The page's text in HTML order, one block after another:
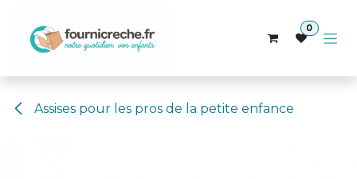
0
Assises pour les pros de la petite enfance